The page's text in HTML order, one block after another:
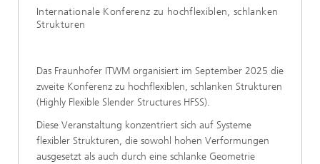
Internationale Konferenz zu hochflexiblen, schlanken
Strukturen
Das Fraunhofer ITWM organisiert im September 2025 die
zweite Konferenz zu hochflexiblen, schlanken Strukturen
(Highly Flexible Slender Structures HFSS).
Diese Veranstaltung konzentriert sich auf Systeme
flexibler Strukturen, die sowohl hohen Verformungen
ausgesetzt als auch durch eine schlanke Geometrie